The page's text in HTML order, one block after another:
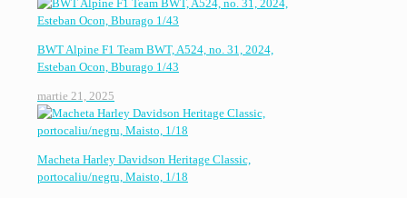
BWT Alpine F1 Team BWT, A524, no. 31, 2024,
Esteban Ocon, Bburago 1/43
martie 21, 2025
Macheta Harley Davidson Heritage Classic,
portocaliu/negru, Maisto, 1/18